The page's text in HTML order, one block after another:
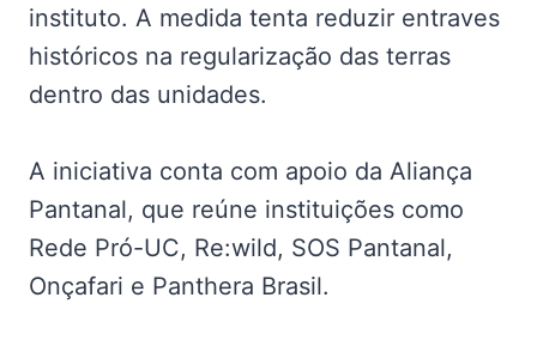
instituto. A medida tenta reduzir entraves
históricos na regularização das terras
dentro das unidades.
A iniciativa conta com apoio da Aliança
Pantanal, que reúne instituições como
Rede Pró-UC, Re:wild, SOS Pantanal,
Onçafari e Panthera Brasil.